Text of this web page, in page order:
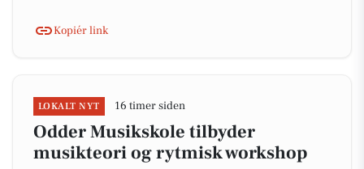
Kopiér link
LOKALT NYT 16 timer siden
Odder Musikskole tilbyder
musikteori og rytmisk workshop